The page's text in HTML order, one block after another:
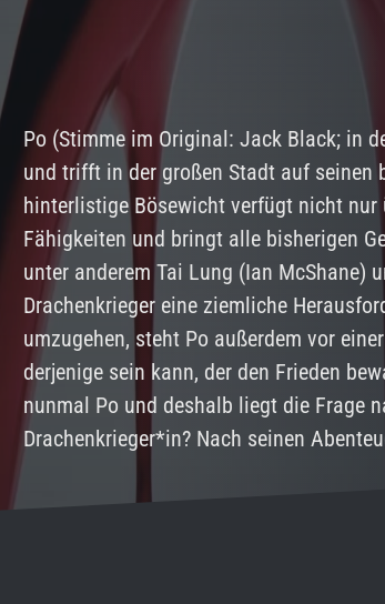
Po (Stimme im Original: Jack Black; in
und trifft in der großen Stadt auf seinen
hinterlistige Bösewicht verfügt nicht
Fähigkeiten und bringt alle bisherigen
unter anderem Tai Lung (Ian McShane)
Drachenkrieger eine ziemliche
umzugehen, steht Po außerdem vor
derjenige sein kann, der den Frieden
nunmal Po und deshalb liegt die Frage
Drachenkrieger*in? Nach seinen